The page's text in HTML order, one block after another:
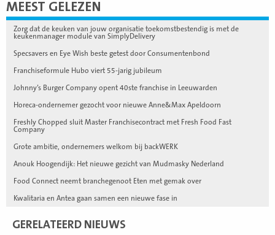
MEEST GELEZEN
Zorg dat de keuken van jouw organisatie toekomstbestendig is met de
keukenmanager module van SimplyDelivery
Specsavers en Eye Wish beste getest door Consumentenbond
Franchiseformule Hubo viert 55-jarig jubileum
Johnny’s Burger Company opent 40ste franchise in Leeuwarden
Horeca-ondernemer gezocht voor nieuwe Anne&Max Apeldoorn
Freshly Chopped sluit Master Franchisecontract met Fresh Food Fast
Company
Grote ambitie, ondernemers welkom bij backWERK
Anouk Hoogendijk: Het nieuwe gezicht van Mudmasky Nederland
Food Connect neemt branchegenoot Eten met gemak over
Kwalitaria en Antea gaan samen een nieuwe fase in
GERELATEERD NIEUWS